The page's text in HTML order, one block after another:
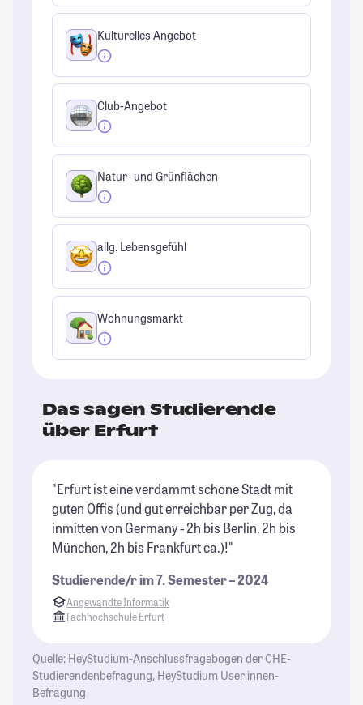
Kulturelles Angebot
Club-Angebot
Natur- und Grünflächen
allg. Lebensgefühl
Wohnungsmarkt
Das sagen Studierende
über Erfurt
"Erfurt ist eine verdammt schöne Stadt mit
guten Öffis (und gut erreichbar per Zug, da
inmitten von Germany - 2h bis Berlin, 2h bis
München, 2h bis Frankfurt ca.)!"
Studierende/r im 7. Semester – 2024
Angewandte Informatik
Fachhochschule Erfurt
Quelle: HeyStudium-Anschlussfragebogen der CHE-
Studierendenbefragung, HeyStudium User:innen-
Befragung